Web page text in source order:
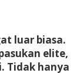
luar biasa.
elite,
Tidak hanya